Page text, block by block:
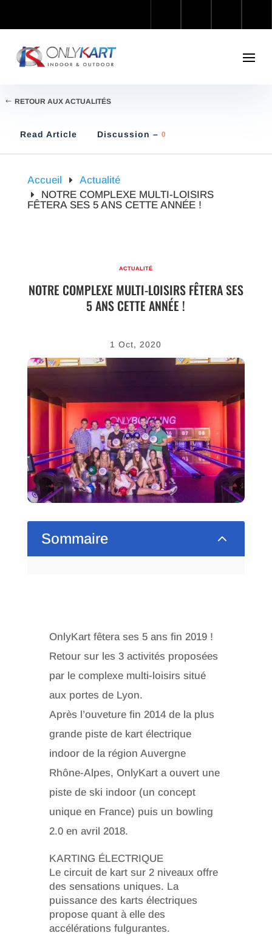
RETOUR AUX ACTUALITÉS
Read Article Discussion – 0
Accueil
Actualité
NOTRE COMPLEXE MULTI-LOISIRS
FÊTERA SES 5 ANS CETTE ANNÉE !
ACTUALITÉ
NOTRE COMPLEXE MULTI-LOISIRS FÊTERA SES
5 ANS CETTE ANNÉE !
1 Oct, 2020
Sommaire 2
OnlyKart fêtera ses 5 ans fin 2019 !
Retour sur les 3 activités proposées
par le complexe multi-loisirs situé
aux portes de Lyon.
Après l’ouveture fin 2014 de la plus
grande piste de kart électrique
indoor de la région Auvergne
Rhône-Alpes, OnlyKart a ouvert une
piste de ski indoor (un concept
unique en France) puis un bowling
2.0 en avril 2018.
KARTING ÉLECTRIQUE
Le circuit de kart sur 2 niveaux offre
des sensations uniques. La
puissance des karts électriques
propose quant à elle des
accélérations fulgurantes.